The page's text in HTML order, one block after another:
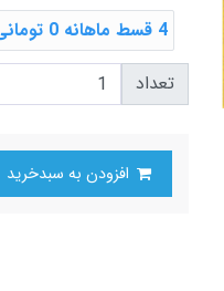
4 قسط ماهانه 0 تومانی با اسنپ ‌پی
تعداد